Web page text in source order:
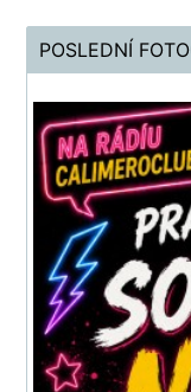
POSLEDNÍ